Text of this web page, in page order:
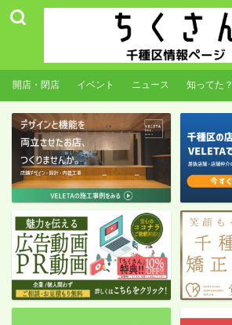
開店・閉店 イベント ニュース 知ってた？